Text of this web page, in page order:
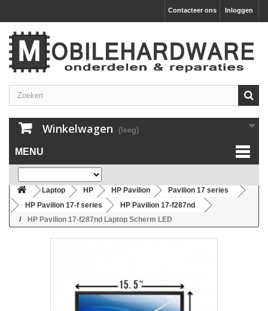
Inloggen
Contacteer ons
Winkelwagen (leeg)
MENU
Laptop HP HP Pavilion
Pavilion 17 series
HP Pavilion 17-f series
HP Pavilion 17-f287nd
HP Pavilion 17-f287nd Laptop Scherm LED